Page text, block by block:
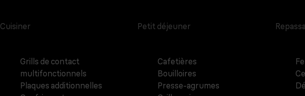
Cuisiner
Grills de contact
multifonctionnels
Plaques additionnelles
Petit déjeuner
Cafetières
Bouilloires
Presse-agrumes